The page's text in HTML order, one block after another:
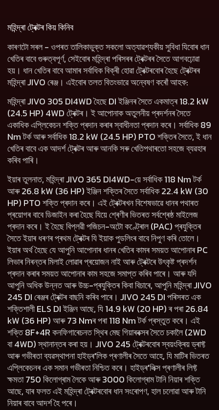
মহিন্দ্ৰা ট্ৰেক্টৰ কিয় কিনিব
কাৰণটো সৰল - ওপৰত তালিকাভুক্ত সকলো অত্যাৱশ্যকীয় সুবিধা যিবোৰ ধান
খেতিৰ বাবে গুৰুত্বপূৰ্ণ, সেইবোৰ মহিন্দ্ৰা পৰিসৰৰ ট্ৰেক্টৰৰ সৈতে আগবঢ়োৱা
হয়। ধান খেতিৰ বাবে আমাৰ সৰ্বাধিক বিক্ৰী হোৱা ট্ৰেক্টৰবোৰ হৈছে ট্ৰেক্টৰৰ
মহিন্দ্ৰা JIVO ৰেঞ্জ। এইবোৰ তলত বিতংভাৱে অন্বেষণ কৰোঁ আহক:
মহিন্দ্ৰা JIVO 305 DI4WD হৈছে DI ইঞ্জিনৰ সৈতে একমাত্ৰ 18.2 kW
(24.5 HP) 4WD ট্ৰেক্টৰ। ই আপোনাক অতুলনীয় প্ৰদৰ্শনৰ সৈতে
একাধিক এপ্লিকেচন শক্তি প্ৰদান কৰাৰ স্বাধীনতা প্ৰদান কৰে। সৰ্বাধিক 89
Nm টৰ্ক আৰু সৰ্বাধিক 18.2 kW (24.5 HP) PTO শক্তিৰ সৈতে, ই ধান
খেতিৰ বাবে এক আদৰ্শ ট্ৰেক্টৰ আৰু আনকি সৰু খেতিপথাৰতো সহজে ব্যৱহাৰ
কৰিব পাৰি।
ইয়াৰ তুলনাত, মহিন্দ্ৰা JIVO 365 DI4WD-য়ে সৰ্বাধিক 118 Nm টৰ্ক
আৰু 26.8 kW (36 HP) ইঞ্জিন শক্তিৰ সৈতে সৰ্বাধিক 22.4 kW (30
HP) PTO শক্তি প্ৰদান কৰে। এই ট্ৰেক্টৰখন বিশেষভাৱে ধানৰ পথাৰত
প্ৰয়োগৰ বাবে ডিজাইন কৰা হৈছে যিয়ে শ্ৰেণীৰ ভিতৰত সৰ্বশ্ৰেষ্ঠ মাইলেজ
প্ৰদান কৰে। ই হৈছে বিপ্লৱী পজিচন-অটো কণ্ট্ৰোল (PAC) প্ৰযুক্তিৰ
সৈতে ইয়াৰ ধৰণৰ প্ৰথম ট্ৰেক্টৰ যি ইয়াক পুডলিংৰ বাবে নিপুণ কৰি তোলে।
ইয়াৰ অৰ্থ হৈছে যে আপুনি আপোনাৰ ধানৰ খেতিৰ কামৰ সময়ত আপোনাৰ PC
লিভাৰ নিৰন্তৰ মিলাই লোৱাৰ প্ৰয়োজন নাই আৰু ট্ৰেক্টৰে উৎকৃষ্ট প্ৰদৰ্শন
প্ৰদান কৰাৰ সময়ত আপোনাৰ কাম সহজে সমাপ্ত কৰিব পাৰে। আৰু যদি
আপুনি অধিক উন্নত আৰু উচ্চ-প্ৰযুক্তিৰ কিবা বিচাৰে, আপুনি মহিন্দ্ৰা JIVO
245 DI ৰেঞ্জৰ ট্ৰেক্টৰ বাছনি কৰিব পাৰে। JIVO 245 DI পৰিসৰত এক
শক্তিশালী ELS DI ইঞ্জিন আছে, যি 14.9 kW (20 HP) ৰ পৰা 26.84
kW (36 HP) আৰু 73 Nmৰ পৰা 118 Nm টৰ্ক প্ৰস্তুত কৰে। এই
শক্তি 8F+4R কনফিগাৰেচনত স্থিৰ মেছ গিয়াৰবক্সৰ সৈতে চকালৈ (2WD
বা 4WD) স্থানান্তৰ কৰা হয়। JIVO 245 ট্ৰেক্টৰবোৰ স্বয়ংক্ৰিয় ড্ৰাফ্ট
আৰু গভীৰতা ব্যৱস্থাপনা হাইড্ৰ'লিক প্ৰণালীৰ সৈতে আহে, যি মাটিৰ ভিতৰত
এপ্লিকেচনৰ এক সমান গভীৰতা নিশ্চিত কৰে। হাইড্ৰ'লিক্স প্ৰণালীৰ লিফ্ট
ক্ষমতা 750 কিলোগ্ৰাম লৈকে আৰু 3000 কিলোগ্ৰাম টানি নিয়াৰ শক্তি
আছে, যাৰ ফলত এই মহিন্দ্ৰা ট্ৰেক্টৰবোৰ ধান সংৰোপণ, হাল চলোৱা আৰু টানি
নিয়াৰ বাবে আদৰ্শ হৈ পৰে।